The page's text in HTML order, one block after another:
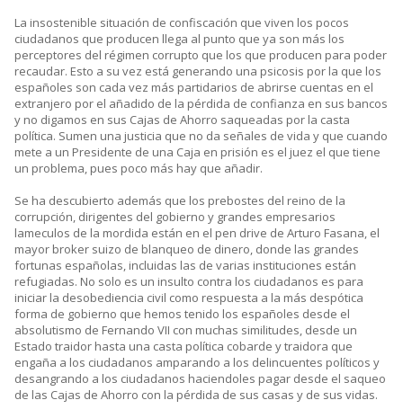
La insostenible situación de confiscación que viven los pocos
ciudadanos que producen llega al punto que ya son más los
perceptores del régimen corrupto que los que producen para poder
recaudar. Esto a su vez está generando una psicosis por la que los
españoles son cada vez más partidarios de abrirse cuentas en el
extranjero por el añadido de la pérdida de confianza en sus bancos
y no digamos en sus Cajas de Ahorro saqueadas por la casta
política. Sumen una justicia que no da señales de vida y que cuando
mete a un Presidente de una Caja en prisión es el juez el que tiene
un problema, pues poco más hay que añadir.
Se ha descubierto además que los prebostes del reino de la
corrupción, dirigentes del gobierno y grandes empresarios
lameculos de la mordida están en el pen drive de Arturo Fasana, el
mayor broker suizo de blanqueo de dinero, donde las grandes
fortunas españolas, incluidas las de varias instituciones están
refugiadas. No solo es un insulto contra los ciudadanos es para
iniciar la desobediencia civil como respuesta a la más despótica
forma de gobierno que hemos tenido los españoles desde el
absolutismo de Fernando VII con muchas similitudes, desde un
Estado traidor hasta una casta política cobarde y traidora que
engaña a los ciudadanos amparando a los delincuentes políticos y
desangrando a los ciudadanos haciendoles pagar desde el saqueo
de las Cajas de Ahorro con la pérdida de sus casas y de sus vidas.